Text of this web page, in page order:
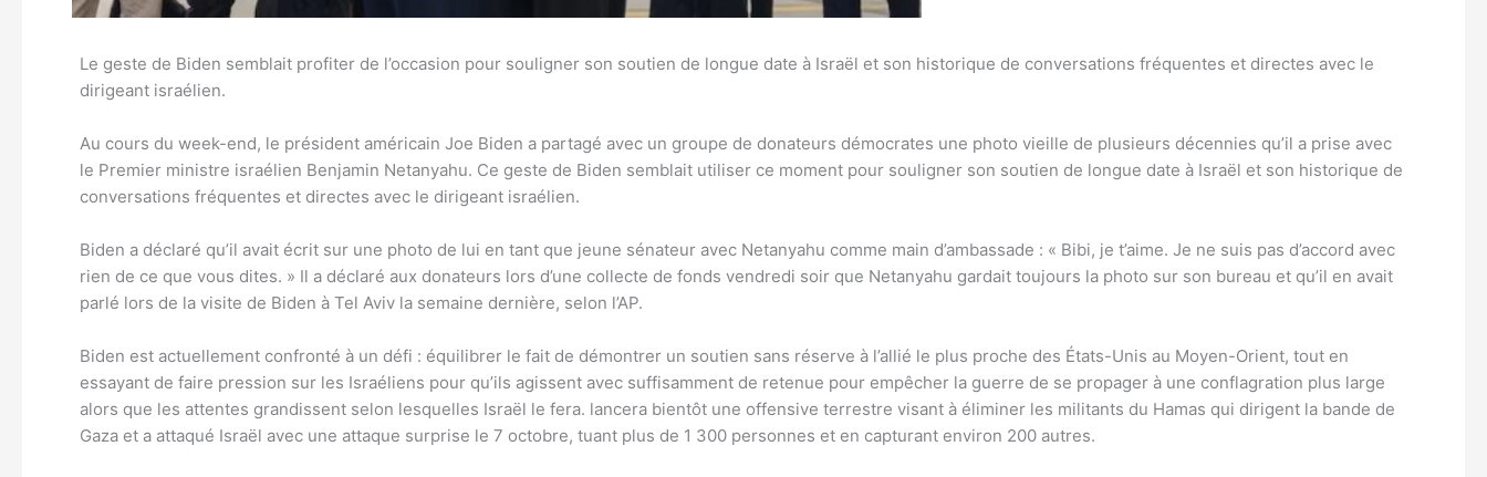
Le geste de Biden semblait profiter de l’occasion pour souligner son soutien de longue date à Israël et son historique de conversations fréquentes et directes avec le
dirigeant israélien.
Au cours du week-end, le président américain Joe Biden a partagé avec un groupe de donateurs démocrates une photo vieille de plusieurs décennies qu’il a prise avec
le Premier ministre israélien Benjamin Netanyahu. Ce geste de Biden semblait utiliser ce moment pour souligner son soutien de longue date à Israël et son historique de
conversations fréquentes et directes avec le dirigeant israélien.
Biden a déclaré qu’il avait écrit sur une photo de lui en tant que jeune sénateur avec Netanyahu comme main d’ambassade : « Bibi, je t’aime. Je ne suis pas d’accord avec
rien de ce que vous dites. » Il a déclaré aux donateurs lors d’une collecte de fonds vendredi soir que Netanyahu gardait toujours la photo sur son bureau et qu’il en avait
parlé lors de la visite de Biden à Tel Aviv la semaine dernière, selon l’AP.
Biden est actuellement confronté à un défi : équilibrer le fait de démontrer un soutien sans réserve à l’allié le plus proche des États-Unis au Moyen-Orient, tout en
essayant de faire pression sur les Israéliens pour qu’ils agissent avec suffisamment de retenue pour empêcher la guerre de se propager à une conflagration plus large
alors que les attentes grandissent selon lesquelles Israël le fera. lancera bientôt une offensive terrestre visant à éliminer les militants du Hamas qui dirigent la bande de
Gaza et a attaqué Israël avec une attaque surprise le 7 octobre, tuant plus de 1 300 personnes et en capturant environ 200 autres.